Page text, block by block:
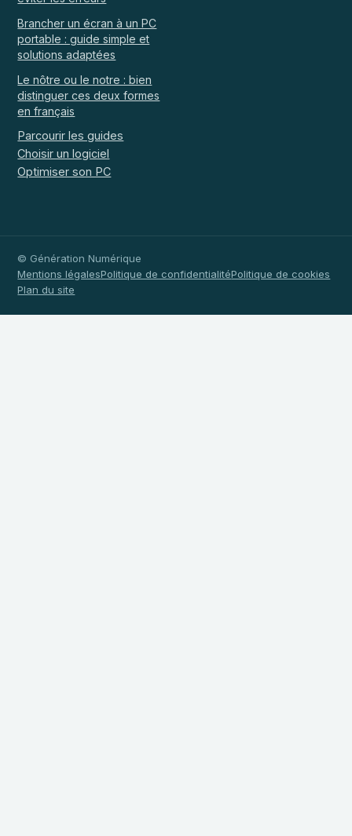
Brancher un écran à un PC
portable : guide simple et
solutions adaptées
Le nôtre ou le notre : bien
distinguer ces deux formes
en français
Parcourir les guides
Choisir un logiciel
Optimiser son PC
© Génération Numérique
Mentions légalesPolitique de confidentialitéPolitique de cookies
Plan du site